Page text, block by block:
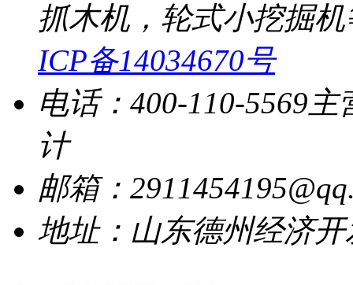
抓木机，轮式小挖掘
ICP备14034670号
电话：400-110-5569 主
计
邮箱：
地址：山东德州经济